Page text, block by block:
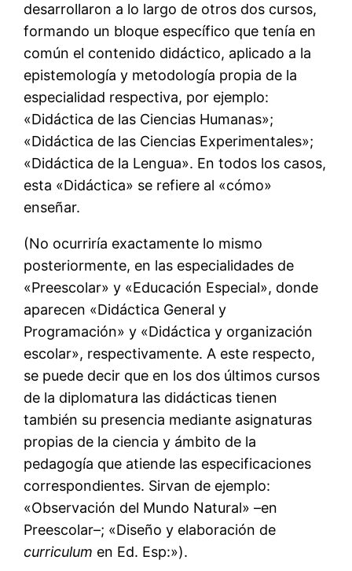
desarrollaron a lo largo de otros dos cursos,
formando un bloque específico que tenía en
común el contenido didáctico, aplicado a la
epistemología y metodología propia de la
especialidad respectiva, por ejemplo:
«Didáctica de las Ciencias Humanas»;
«Didáctica de las Ciencias Experimentales»;
«Didáctica de la Lengua». En todos los casos,
esta «Didáctica» se refiere al «cómo»
enseñar.
(No ocurriría exactamente lo mismo
posteriormente, en las especialidades de
«Preescolar» y «Educación Especial», donde
aparecen «Didáctica General y
Programación» y «Didáctica y organización
escolar», respectivamente. A este respecto,
se puede decir que en los dos últimos cursos
de la diplomatura las didácticas tienen
también su presencia mediante asignaturas
propias de la ciencia y ámbito de la
pedagogía que atiende las especificaciones
correspondientes. Sirvan de ejemplo:
«Observación del Mundo Natural» –en
Preescolar–; «Diseño y elaboración de
curriculum en Ed. Esp:»).